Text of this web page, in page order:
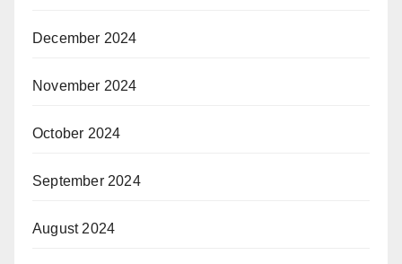
December 2024
November 2024
October 2024
September 2024
August 2024